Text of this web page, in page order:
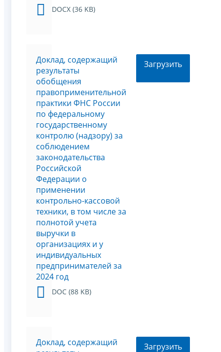
DOCX (36 KB)
Доклад, содержащий
результаты
обобщения
правоприменительной
практики ФНС России
по федеральному
государственному
контролю (надзору) за
соблюдением
законодательства
Российской
Федерации о
применении
контрольно-кассовой
техники, в том числе за
полнотой учета
выручки в
организациях и у
индивидуальных
предпринимателей за
2024 год
DOC (88 KB)
Загрузить
Доклад, содержащий
Загрузить